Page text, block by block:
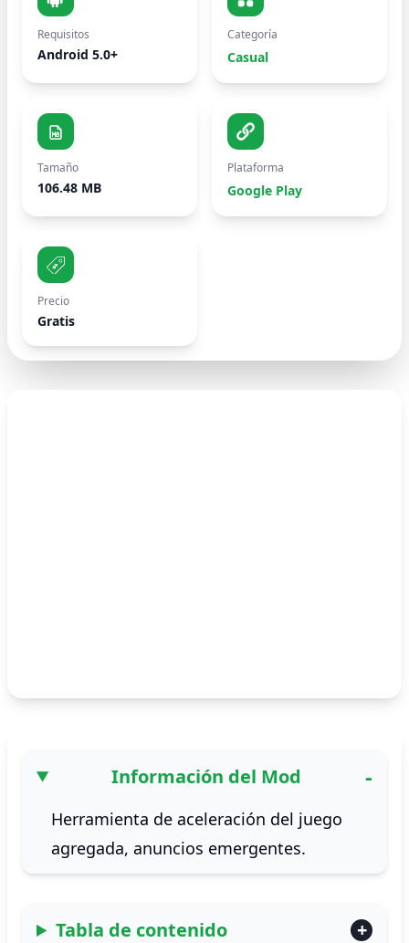
Requisitos
Android 5.0+
Categoría
Casual
Tamaño
106.48 MB
Plataforma
Google Play
Precio
Gratis
Información del Mod
Herramienta de aceleración del juego
agregada, anuncios emergentes.
Tabla de contenido